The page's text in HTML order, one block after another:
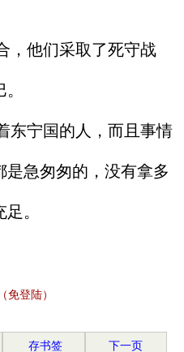
他们采取了死守战
宁国的人，而且事情
急匆匆的，没有拿多
。
免登陆）
存书签 下一页